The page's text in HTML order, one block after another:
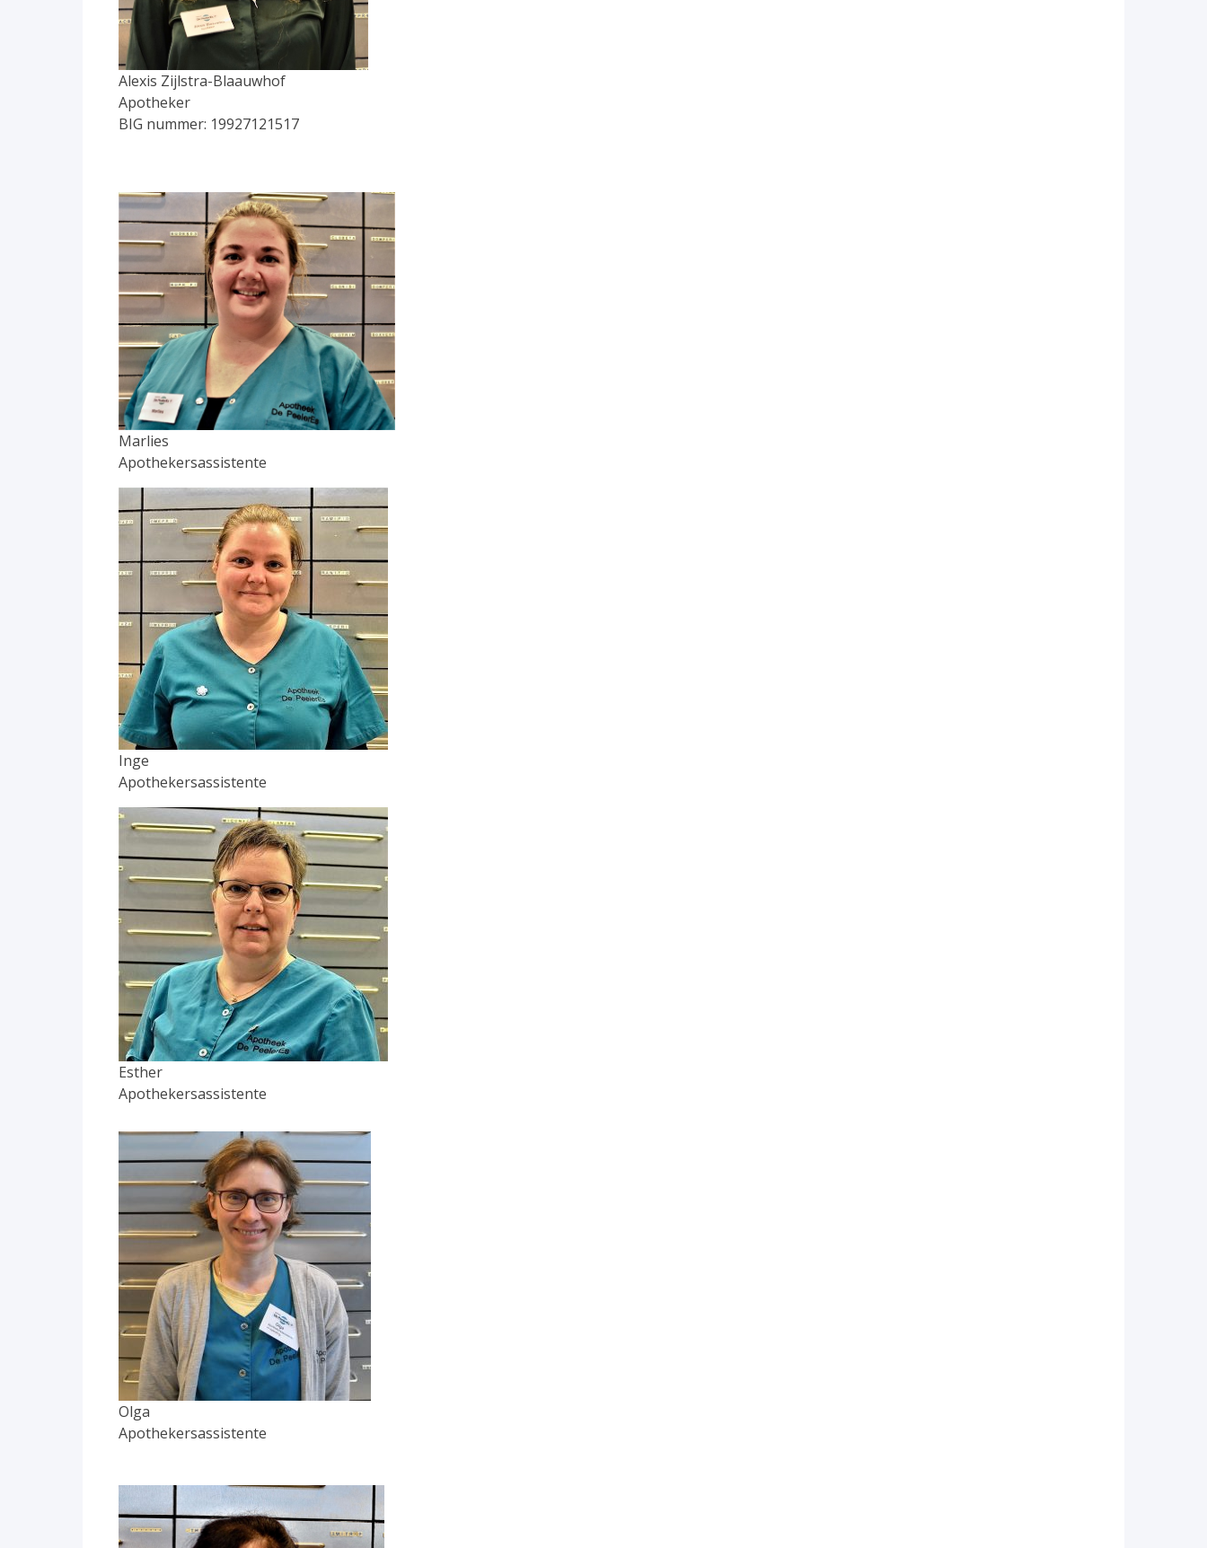
Alexis Zijlstra-Blaauwhof
Apotheker
BIG nummer: 19927121517
Marlies
Apothekersassistente
Inge
Apothekersassistente
Esther
Apothekersassistente
Olga
Apothekersassistente